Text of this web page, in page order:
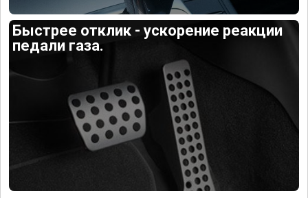
Быстрее отклик - ускорение реакции
педали газа.